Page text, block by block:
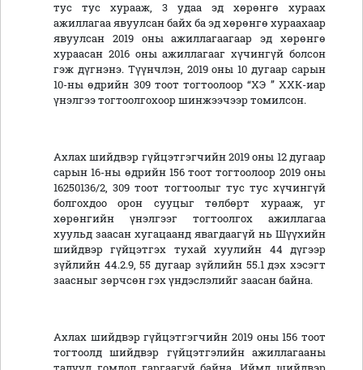
тус тус хурааж, 3 удаа эд хөрөнгө хураах
ажиллагаа явуулсан байх ба эд хөрөнгө хураахаар
явуулсан 2019 оны ажиллагаагаар эд хөрөнгө
хураасан 2016 оны ажиллагааг хүчингүй болсон
гэж дүгнэнэ. Түүнчлэн, 2019 оны 10 дугаар сарын
10-ны өдрийн 309 тоот тогтоолоор “ХЭ ” ХХК-иар
үнэлгээ тогтоолгохоор шинжээчээр томилсон.
Ахлах шийдвэр гүйцэтгэгчийн 2019 оны 12 дугаар
сарын 16-ны өдрийн 156 тоот тогтоолоор 2019 оны
16250136/2, 309 тоот тогтоолыг тус тус хүчингүй
болгохдоо орон сууцыг төлбөрт хурааж, уг
хөрөнгийн үнэлгээг тогтоолгох ажиллагаа
хуульд заасан хугацаанд явагдаагүй нь Шүүхийн
шийдвэр гүйцэтгэх тухай хуулийн 44 дүгээр
зүйлийн 44.2.9, 55 дугаар зүйлийн 55.1 дэх хэсэгт
заасныг зөрчсөн гэх үндэслэлийг заасан байна.
Ахлах шийдвэр гүйцэтгэгчийн 2019 оны 156 тоот
тогтоолд шийдвэр гүйцэтгэлийн ажиллагааны